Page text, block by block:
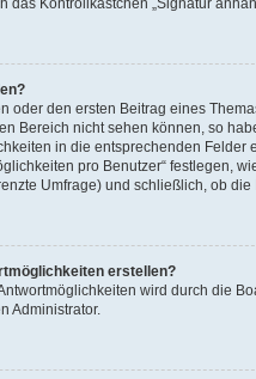
das Kontrollkästchen „Signatur
oder den ersten Beitrag eines
Bereich nicht sehen können, so
in die entsprechenden
pro Benutzer“ festlegen,
Umfrage) und schließlich, ob
erstellen?
wird durch die
Administrator.